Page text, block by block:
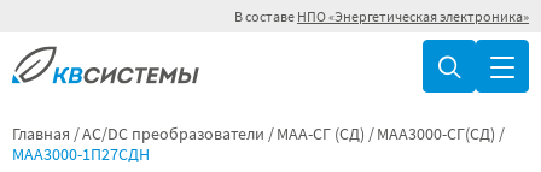
В составе НПО «Энергетическая электроника»
Главная AC/DC преобразователи МАА-СГ (СД)
МАА3000-СГ(СД)
МАА3000-1П27СДН